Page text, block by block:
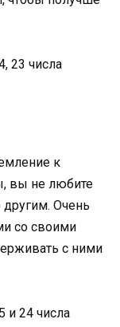
23 числа
к
вы не любите
Очень
со своими
с ними
24 числа